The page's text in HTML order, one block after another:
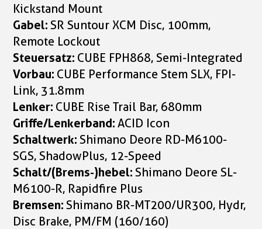
Kickstand Mount
Gabel:SR Suntour XCM Disc, 100mm,
Remote Lockout
Steuersatz: CUBE FPH868, Semi-Integrated
Vorbau: CUBE Performance Stem SLX, FPI-
Link, 31.8mm
Lenker: CUBE Rise Trail Bar, 680mm
Griffe/Lenkerband:ACID Icon
Schaltwerk:Shimano Deore RD-M6100-
SGS, ShadowPlus, 12-Speed
Schalt/(Brems-)hebel:Shimano Deore SL-
M6100-R, Rapidfire Plus
Bremsen:Shimano BR-MT200/UR300, Hydr,
Disc Brake, PM/FM (160/160)